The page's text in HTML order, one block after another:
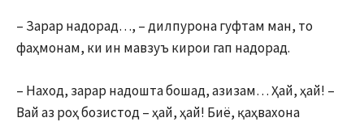
– Зарар надорад…, – дилпурона гуфтам ман, то
фаҳмонам, ки ин мавзуъ кирои гап надорад.
– Наход, зарар надошта бошад, азизам… Ҳай, ҳай! –
Вай аз роҳ бозистод – ҳай, ҳай! Биё, қаҳвахона